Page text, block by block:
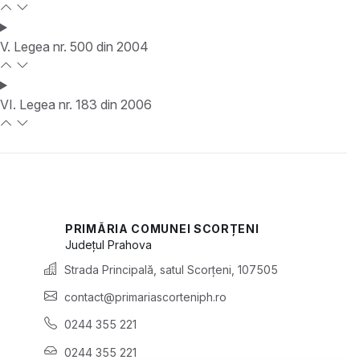
V. Legea nr. 500 din 2004
VI. Legea nr. 183 din 2006
PRIMĂRIA COMUNEI SCORȚENI
JudețulPrahova
Strada Principală, satul Scorțeni, 107505
contact@primariascorteniph.ro
0244 355 221
0244 355 221